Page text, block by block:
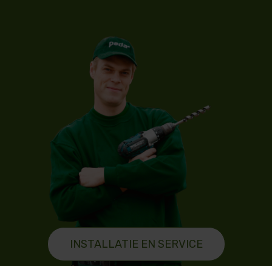
INSTALLATIE EN SERVICE